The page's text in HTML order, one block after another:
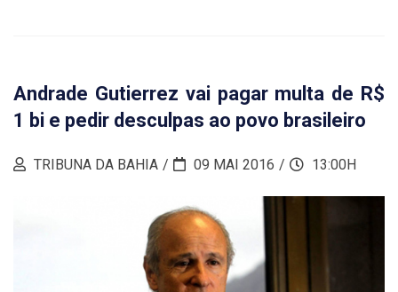
Andrade Gutierrez vai pagar multa de R$
1 bi e pedir desculpas ao povo brasileiro
TRIBUNA DA BAHIA 09 MAI 2016 13:00H